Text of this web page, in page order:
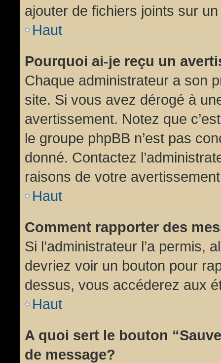
ajouter de fichiers joints sur
Haut
Pourquoi ai-je reçu un
Chaque administrateur a son
site. Si vous avez dérogé à
avertissement. Notez que
le groupe phpBB n’est pas
donné. Contactez
raisons de votre
Haut
Comment rapporter des
Si l’administrateur l’a permis,
devriez voir un bouton pour
dessus, vous accéderez aux
Haut
A quoi sert le bouton
de message?